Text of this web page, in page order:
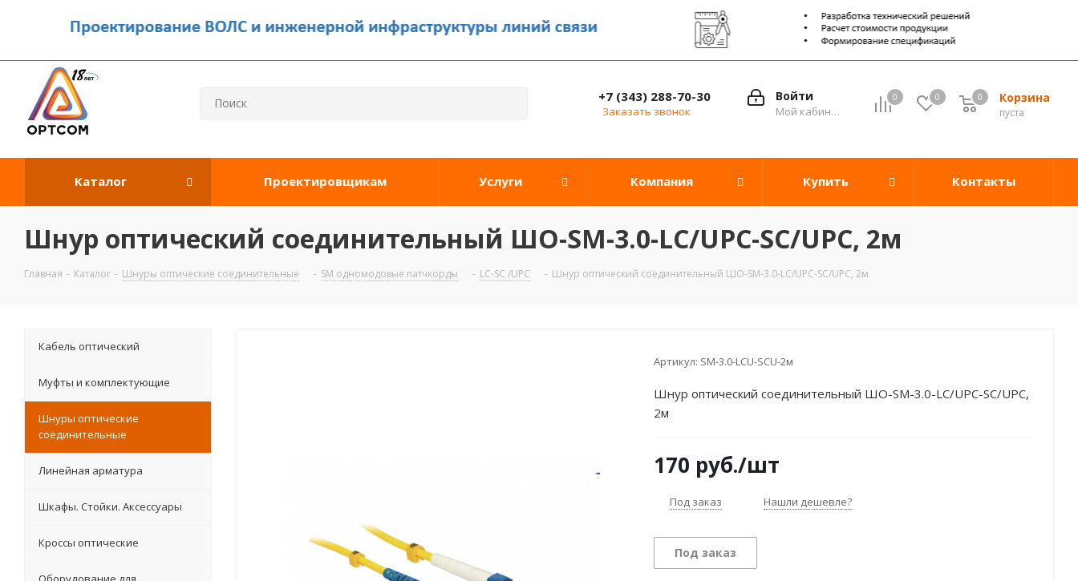
0 0 Корзина
0
пуста
0
Войти
Мой кабинет
+7 (343) 288-70-30
Заказать звонок
Каталог Проектировщикам Услуги Компания Купить Контакты
Шнур оптический соединительный ШО-SM-3.0-LC/UPC-SC/UPC, 2м
Главная - Каталог - Шнуры оптические соединительные - SM одномодовые патчкорды - LC-SC /UPC - Шнур оптический соединительный ШО-SM-3.0-LC/UPC-SC/UPC, 2м
Артикул: SM-3.0-LCU-SCU-2м
Шнур оптический соединительный ШО-SM-3.0-LC/UPC-SC/UPC,
2м
170 руб./шт
Под заказ Нашли дешевле?
Под заказ
Кабель оптический
Муфты и комплектующие
Шнуры оптические
соединительные
Линейная арматура
Шкафы. Стойки. Аксесcуары
Кроссы оптические